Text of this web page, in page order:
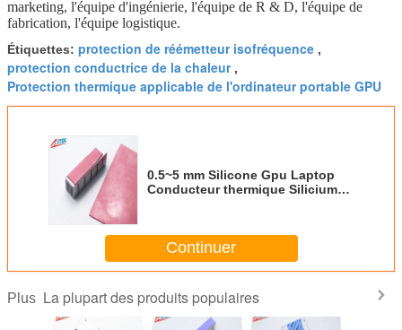
marketing, l'équipe d'ingénierie, l'équipe de R & D, l'équipe de
fabrication, l'équipe logistique.
Étiquettes: protection de réémetteur isofréquence ,
protection conductrice de la chaleur,
Protection thermique applicable de l'ordinateur portable GPU
0.5~5 mm Silicone Gpu Laptop
Conducteur thermique Silicium
chaleur
Continuer
Plus La plupart des produits populaires